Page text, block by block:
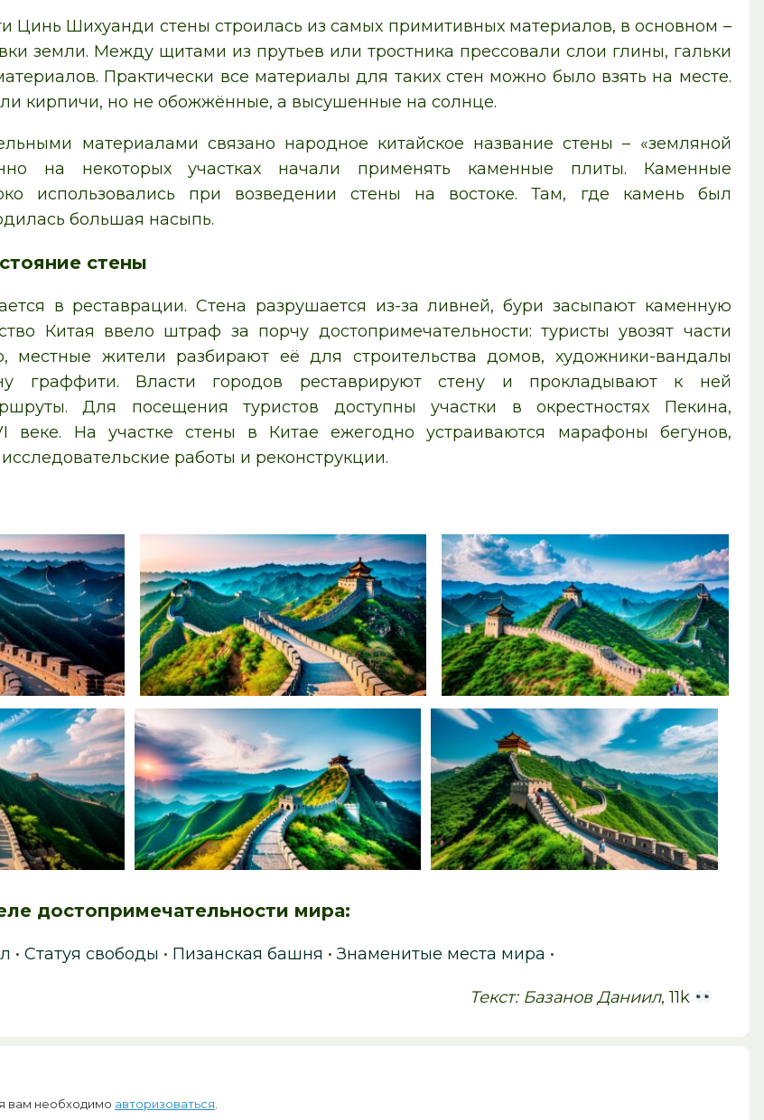
Цинь Шихуанди стены строилась из самых примитивных материалов, в основном –
земли. Между щитами из прутьев или тростника прессовали слои глины, гальки
Практически все материалы для таких стен можно было взять на месте.
кирпичи, но не обожжённые, а высушенные на солнце.
материалами связано народное китайское название стены – «земляной
на некоторых участках начали применять каменные плиты. Каменные
использовались при возведении стены на востоке. Там, где камень был
большая насыпь.
стены
в реставрации. Стена разрушается из-за ливней, бури засыпают каменную
Китая ввело штраф за порчу достопримечательности: туристы увозят части
местные жители разбирают её для строительства домов, художники-вандалы
граффити. Власти городов реставрируют стену и прокладывают к ней
Для посещения туристов доступны участки в окрестностях Пекина,
веке. На участке стены в Китае ежегодно устраиваются марафоны бегунов,
работы и реконструкции.
достопримечательности мира:
•Статуя свободы • Пизанская башня •Знаменитые места мира •
Текст: Базанов Даниил, 11k
вам необходимо авторизоваться